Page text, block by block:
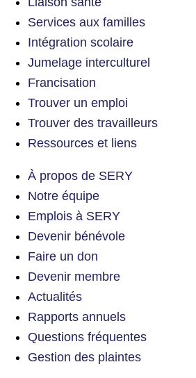
Services aux familles
Intégration scolaire
Jumelage interculturel
Francisation
Trouver un emploi
Trouver des travailleurs
Ressources et liens
À propos de SERY
Notre équipe
Emplois à SERY
Devenir bénévole
Faire un don
Devenir membre
Actualités
Rapports annuels
Questions fréquentes
Gestion des plaintes